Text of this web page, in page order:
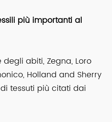
più importanti al
abiti, Zegna, Loro
Holland and Sherry
tessuti più citati dai